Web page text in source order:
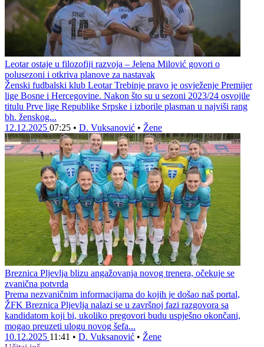
Leotar ostaje u filozofiji razvoja – Jelena Milović govori o
polusezoni i otkriva planove za nastavak
Ženski fudbalski klub Leotar Trebinje pravo je osvježenje Premijer
lige Bosne i Hercegovine. Nakon što su u sezoni 2023/24 osvojile
titulu Prve lige Republike Srpske i izborile plasman u najviši rang
bh. ženskog...
12.12.2025 07:25 • D. Vuksanović • Žene
Breznica Pljevlja blizu angažovanja novog trenera, očekuje se
zvanična potvrda
Prema nezvaničnim informacijama do kojih je došao naš portal,
ŽFK Breznica Pljevlja nalazi se u završnoj fazi razgovora sa
kandidatom koji bi, ukoliko pregovori budu uspješno okončani,
mogao preuzeti ulogu novog šefa...
10.12.2025 11:41 • D. Vuksanović • Žene